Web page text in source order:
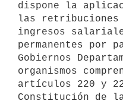
dispone la
las retribuciones
ingresos
permanentes por
Gobiernos
organismos
artículos 220 y
Constitución de